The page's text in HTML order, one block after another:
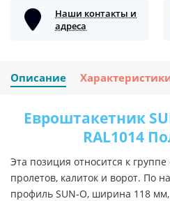
Наши контакты и
адреса
Описание
Евроштакетник
RAL1014
Эта позиция относится к
пролетов, калиток и ворот. По
профиль SUN-O, ширина 118